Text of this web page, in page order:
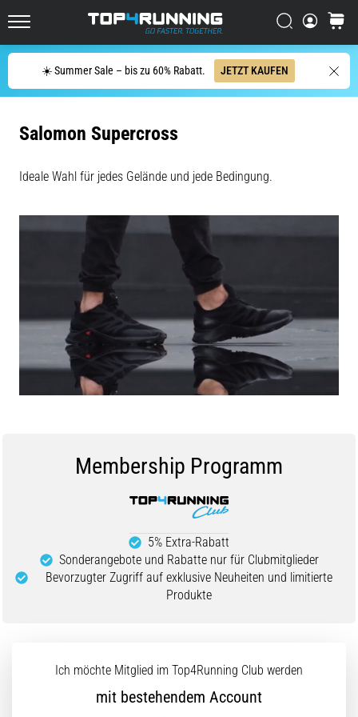
☀️ Summer Sale – bis zu 60% Rabatt. JETZT KAUFEN
Suchen
tut
aber
lohnt
Welche
Vorteile
es,
Lesedauer 6 min
Run
Beep-
Was
Shuttle-
Run
Schnelligkeit,
Salomon Supercross
Ideale Wahl für jedes Gelände und jede Bedingung.
Membership Programm
5% Extra-Rabatt
Sonderangebote und Rabatte nur für Clubmitglieder
Bevorzugter Zugriff auf exklusive Neuheiten und limitierte
Produkte
Ich möchte Mitglied im Top4Running Club werden
mit bestehendem Account